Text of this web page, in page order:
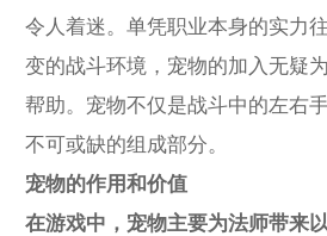
令人着迷。单凭职业本身的实力
变的战斗环境，宠物的加入无疑
帮助。宠物不仅是战斗中的左右
不可或缺的组成部分。
宠物的作用和价值
在游戏中，宠物主要为法师带来